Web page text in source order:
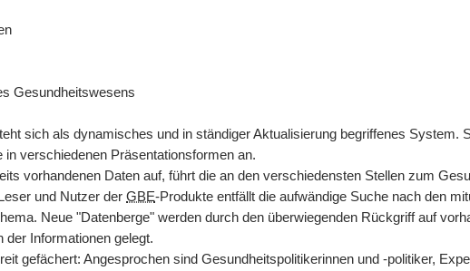
Gesundheitswesens
sich als dynamisches und in ständiger Aktualisierung begriffenes System.
verschiedenen Präsentationsformen an.
vorhandenen Daten auf, führt die an den verschiedensten Stellen zum
und Nutzer der GBE-Produkte entfällt die aufwändige Suche nach den
Neue "Datenberge" werden durch den überwiegenden Rückgriff auf
Informationen gelegt.
gefächert: Angesprochen sind Gesundheitspolitikerinnen und -politiker,